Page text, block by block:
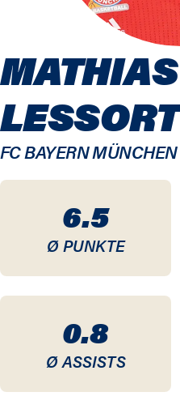
6.5
Ø PUNKTE
0.8
Ø ASSISTS
MATHIAS
LESSORT
FC BAYERN MÜNCHEN